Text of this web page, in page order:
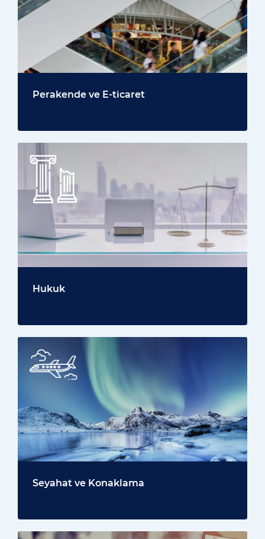
Perakende ve E-ticaret
Hukuk
Seyahat ve Konaklama